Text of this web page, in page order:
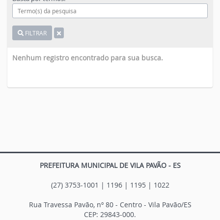
FILTRAR
Nenhum registro encontrado para sua busca.
PREFEITURA MUNICIPAL DE VILA PAVÃO - ES
(27) 3753-1001 | 1196 | 1195 | 1022
Rua Travessa Pavão, nº 80 - Centro - Vila Pavão/ES
CEP: 29843-000.